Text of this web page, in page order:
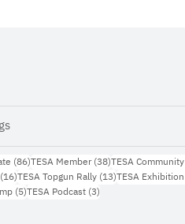
ม
ริม
(86)86 กระทู้
TESA Member(38)38 กระทู้
TESA Community
(16)16 กระทู้
TESA Topgun Rally (13)13 กระทู้
TESA Exhibition
(5)5 กระทู้
TESA Podcast (3)